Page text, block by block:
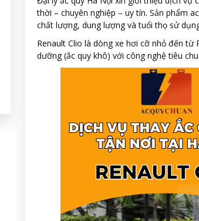
thời – chuyên nghiệp – uy tín. Sản phẩm
chất lượng, dung lượng và tuổi thọ sử
Renault Clio là dòng xe hơi cỡ nhỏ đến
dưỡng (ắc quy khô) với công nghệ tiêu